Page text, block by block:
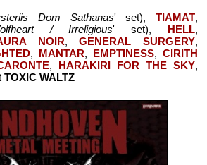
Dom Sathanas' set), TIAMAT,
/ Irreligious' set), HELL,
NOIR,GENERAL SURGERY,
, MANTAR, EMPTINESS, CIRITH
, HARAKIRI FOR THE SKY,
TOXIC WALTZ